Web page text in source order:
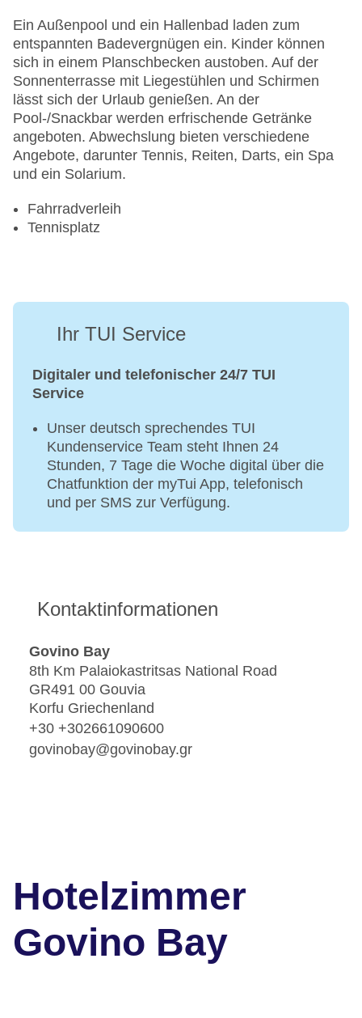
Ein Außenpool und ein Hallenbad laden zum
entspannten Badevergnügen ein. Kinder können
sich in einem Planschbecken austoben. Auf der
Sonnenterrasse mit Liegestühlen und Schirmen
lässt sich der Urlaub genießen. An der
Pool-/Snackbar werden erfrischende Getränke
angeboten. Abwechslung bieten verschiedene
Angebote, darunter Tennis, Reiten, Darts, ein Spa
und ein Solarium.
Fahrradverleih
Tennisplatz
Ihr TUI Service
Digitaler und telefonischer 24/7 TUI
Service
Unser deutsch sprechendes TUI
Kundenservice Team steht Ihnen 24
Stunden, 7 Tage die Woche digital über die
Chatfunktion der myTui App, telefonisch
und per SMS zur Verfügung.
Kontaktinformationen
Govino Bay
8th Km Palaiokastritsas National Road
GR491 00 Gouvia
Korfu Griechenland
+30 +302661090600
govinobay@govinobay.gr
Hotelzimmer
Govino Bay